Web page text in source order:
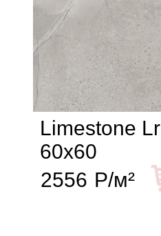
Limestone Lr
60x60
2556 Р/м²